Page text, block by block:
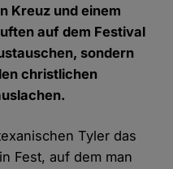
Kreuz und einem
auf dem Festival
sondern
christlichen
Tyler das
Fest, auf dem man